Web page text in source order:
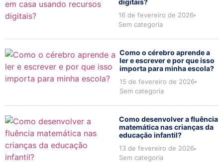
16 de fevereiro de 2026
Sem categoria
Como o cérebro aprende a
ler e escrever e por que isso
importa para minha escola?
15 de fevereiro de 2026
Sem categoria
Como desenvolver a fluência
matemática nas crianças da
educação infantil?
13 de fevereiro de 2026
Sem categoria